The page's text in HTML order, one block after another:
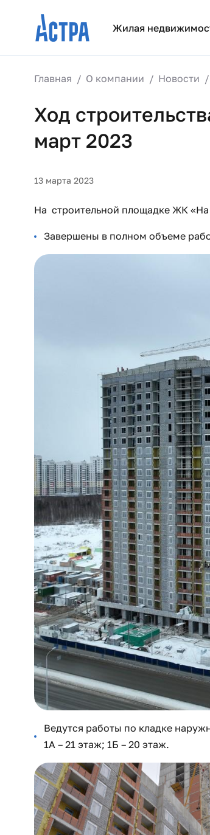
Жилая
Главная О компании Новости
Ход
март 2023
13 марта 2023
На строительной площадке ЖК «На
Завершены в полном объеме
Ведутся работы по кладке
1А – 21 этаж; 1Б – 20 этаж.